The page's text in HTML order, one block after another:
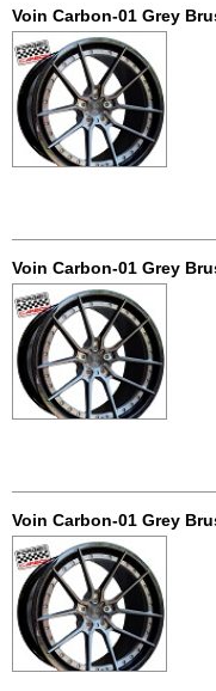
Voin Carbon-01 Grey
Voin Carbon-01 Grey
Voin Carbon-01 Grey